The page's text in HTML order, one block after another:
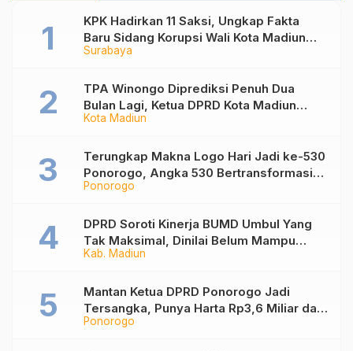
Surabaya
KPK Hadirkan 11 Saksi, Ungkap Fakta
Baru Sidang Korupsi Wali Kota Madiun
Nonaktif Maidi
Kota Madiun
TPA Winongo Diprediksi Penuh Dua
Bulan Lagi, Ketua DPRD Kota Madiun
Desak Pemkot Percepat Penanganan
Ponorogo
Terungkap Makna Logo Hari Jadi ke-530
Ponorogo, Angka 530 Bertransformasi
Jadi Sekar Kinanthi
Kab. Madiun
DPRD Soroti Kinerja BUMD Umbul Yang
Tak Maksimal, Dinilai Belum Mampu
Hasilkan PAD
Ponorogo
Mantan Ketua DPRD Ponorogo Jadi
Tersangka, Punya Harta Rp3,6 Miliar dan
Utang Rp1,4 Miliar